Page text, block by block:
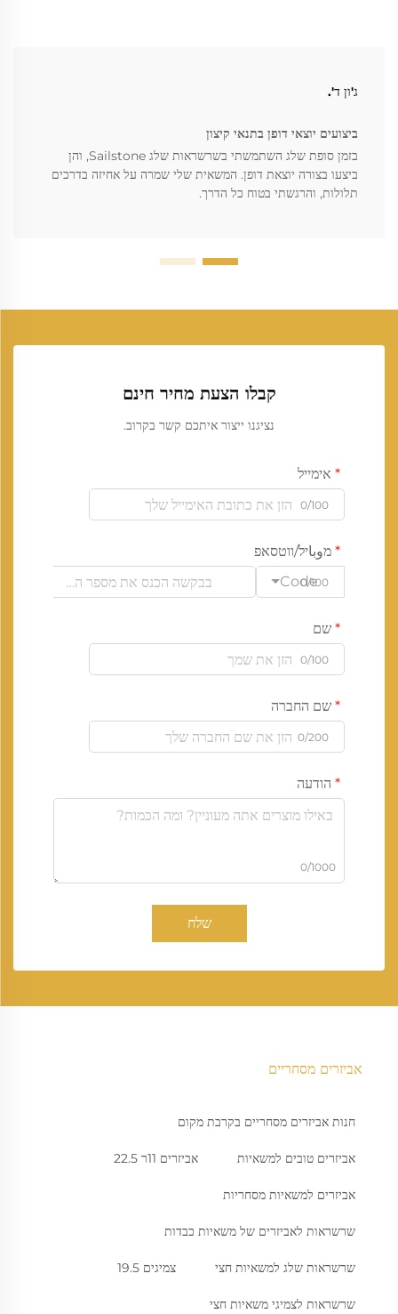
ג'ון ד'.
ביצועים יוצאי דופן בתנאי קיצון
בזמן סופת שלג השתמשתי בשרשראות שלג Sailstone, והן
ביצעו בצורה יוצאת דופן. המשאית שלי שמרה על אחיזה בדרכים
תלולות, והרגשתי בטוח כל הדרך.
קבלו הצעת מחיר חינם
נציגנו ייצור איתכם קשר בקרוב.
אימייל
0/100
מوباיל/ווטסאפ
Code
0/100
שם
0/100
שם החברה
0/200
הודעה
0/1000
שלח
אביזרים מסחריים
חנות אביזרים מסחריים בקרבת מקום
אביזרים טובים למשאיות אביזרים 11ר 22.5
אביזרים למשאיות מסחריות
שרשראות לאביזרים של משאיות כבדות
שרשראות שלג למשאיות חצי צמיגים 19.5
שרשראות לצמיגי משאיות חצי